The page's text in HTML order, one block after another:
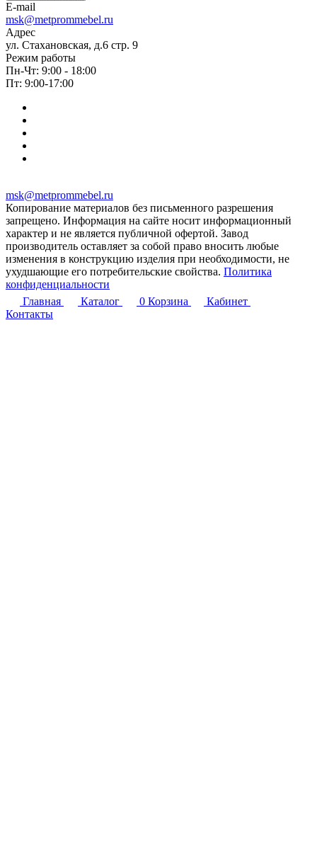
E-mail
msk@metprommebel.ru
Адрес
ул. Стахановская, д.6 стр. 9
Режим работы
Пн-Чт: 9:00 - 18:00
Пт: 9:00-17:00
msk@metprommebel.ru
Копирование материалов без письменного разрешения
запрещено. Информация на сайте носит информационный
характер и не является публичной офертой. Завод
производитель оставляет за собой право вносить любые
изменения в конструкцию изделия при необходимости, не
ухудшающие его потребительские свойства. Политика
конфиденциальности
Главная
Каталог 0 Корзина
Кабинет
Контакты